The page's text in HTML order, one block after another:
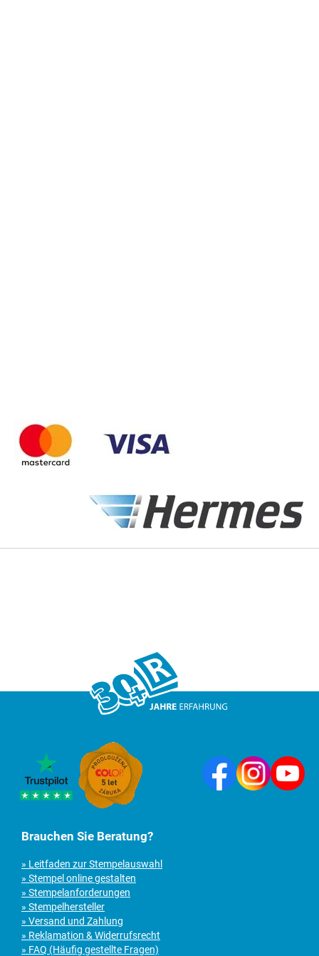
Brauchen Sie Beratung?
» Leitfaden zur Stempelauswahl
» Stempel online gestalten
» Stempelanforderungen
» Stempelhersteller
» Versand und Zahlung
» Reklamation & Widerrufsrecht
» FAQ (Häufig gestellte Fragen)